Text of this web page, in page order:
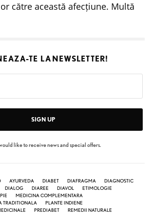
către această afecțiune. Multă
TE LA NEWSLETTER!
SIGN UP
like to receive news and special offers.
AYURVEDA DIABET DIAFRAGMA
DIAGNOSTIC
DIALOG DIAREE DIAVOL
ETIMOLOGIE
MEDICINA COMPLEMENTARA
TRADITIONALA
PLANTE INDIENE
PREDIABET REMEDII NATURALE